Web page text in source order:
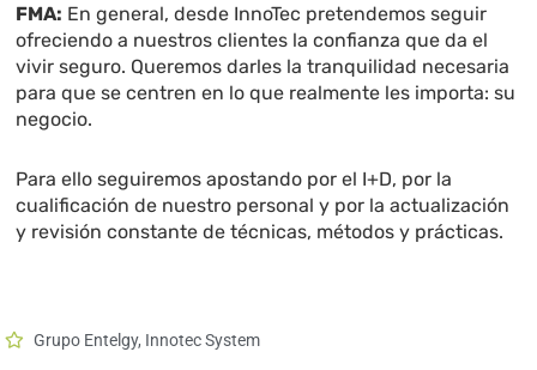
FMA: En general, desde InnoTec pretendemos seguir
ofreciendo a nuestros clientes la confianza que da el
vivir seguro. Queremos darles la tranquilidad necesaria
para que se centren en lo que realmente les importa: su
negocio.
Para ello seguiremos apostando por el I+D, por la
cualificación de nuestro personal y por la actualización
y revisión constante de técnicas, métodos y prácticas.
Grupo Entelgy, Innotec System